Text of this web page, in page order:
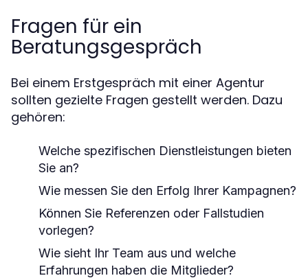
Fragen für ein
Beratungsgespräch
Bei einem Erstgespräch mit einer Agentur
sollten gezielte Fragen gestellt werden. Dazu
gehören:
Welche spezifischen Dienstleistungen bieten
Sie an?
Wie messen Sie den Erfolg Ihrer Kampagnen?
Können Sie Referenzen oder Fallstudien
vorlegen?
Wie sieht Ihr Team aus und welche
Erfahrungen haben die Mitglieder?